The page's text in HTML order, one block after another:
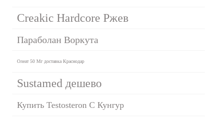
Creakic Hardcore Ржев
Параболан Воркута
Олеат 50 Мг доставка Краснодар
Sustamed дешево
Купить Testosteron C Кунгур